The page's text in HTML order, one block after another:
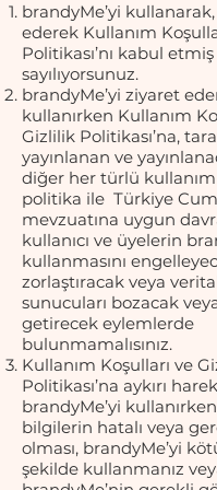
brandyMe’yi
ederek Kullanım
Politikası’nı kabul etmiş
sayılıyorsunuz.
brandyMe’yi ziyaret
kullanırken Kullanım
Gizlilik Politikası’na,
yayınlanan ve
diğer her türlü
politika ile Türkiye
mevzuatına uygun
kullanıcı ve üyelerin
kullanmasını
zorlaştıracak veya
sunucuları bozacak
getirecek eylemlerde
bulunmamalısınız.
Kullanım Koşulları ve
Politikası’na aykırı
brandyMe’yi
bilgilerin hatalı veya
olması, brandyMe’yi
şekilde kullanmanız